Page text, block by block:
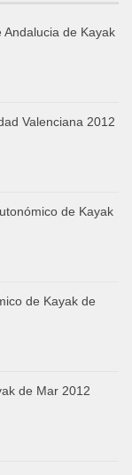
Andalucia de Kayak
Valenciana 2012
de Kayak
de Kayak de
de Mar 2012